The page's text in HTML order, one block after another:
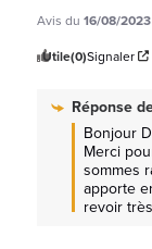
Avis du 16/08/2023
Utile(0)Signaler
Réponse
Bonjour
Merci
sommes
apporte
revoir